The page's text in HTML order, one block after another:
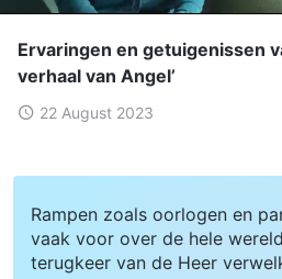
Ervaringen en getuigenissen
verhaal van Angel’
22 August 2023
Rampen zoals oorlogen en
vaak voor over de hele
terugkeer van de Heer